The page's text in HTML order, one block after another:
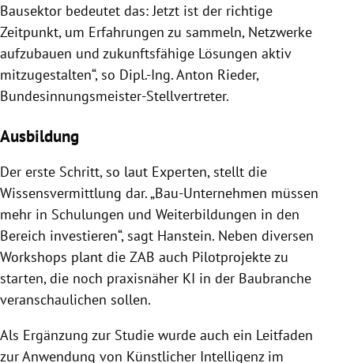
Bausektor bedeutet das: Jetzt ist der richtige
Zeitpunkt, um Erfahrungen zu sammeln, Netzwerke
aufzubauen und zukunftsfähige Lösungen aktiv
mitzugestalten“, so Dipl.-Ing. Anton Rieder,
Bundesinnungsmeister-Stellvertreter.
Ausbildung
Der erste Schritt, so laut Experten, stellt die
Wissensvermittlung dar. „Bau-Unternehmen müssen
mehr in Schulungen und Weiterbildungen in den
Bereich investieren“, sagt Hanstein. Neben diversen
Workshops plant die ZAB auch Pilotprojekte zu
starten, die noch praxisnäher KI in der Baubranche
veranschaulichen sollen.
Als Ergänzung zur Studie wurde auch ein Leitfaden
zur Anwendung von Künstlicher Intelligenz im